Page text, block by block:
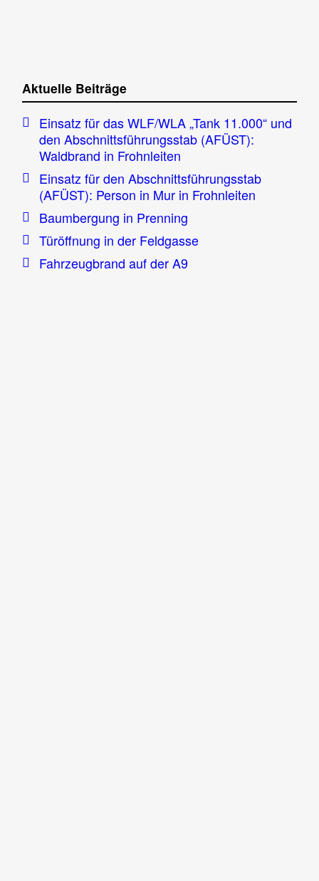
Aktuelle Beiträge
Einsatz für das WLF/WLA „Tank 11.000“ und
den Abschnittsführungsstab (AFÜST):
Waldbrand in Frohnleiten
Einsatz für den Abschnittsführungsstab
(AFÜST): Person in Mur in Frohnleiten
Baumbergung in Prenning
Türöffnung in der Feldgasse
Fahrzeugbrand auf der A9